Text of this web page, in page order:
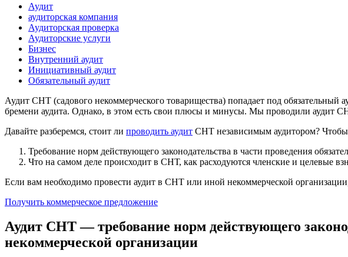
Аудит
аудиторская компания
Аудиторская проверка
Аудиторские услуги
Бизнес
Внутренний аудит
Инициативный аудит
Обязательный аудит
Аудит СНТ (садового некоммерческого товарищества) попадает под
бремени аудита. Однако, в этом есть свои плюсы и минусы. Мы проводили аудит
Давайте разберемся, стоит ли проводить аудит СНТ независимым аудитором? Чтобы
Требование норм действующего законодательства в части проведения
Что на самом деле происходит в СНТ, как расходуются членские и целевые
Если вам необходимо провести аудит в СНТ или иной некоммерческой
Получить коммерческое предложение
Аудит СНТ — требование норм действующего
некоммерческой организации